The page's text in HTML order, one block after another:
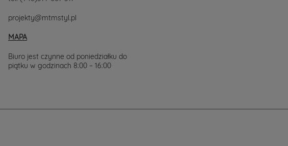
projekty@mtmstyl.pl
MAPA
Biuro jest czynne od poniedziałku do
piątku w godzinach 8:00 – 16:00